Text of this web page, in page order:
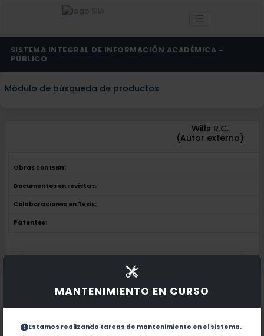
MANTENIMIENTO EN CURSO
Estamos realizando tareas de mantenimiento en el sistema.
SISTEMA INTEGRAL DE INFORMACIÓN ACADÉMICA -
PÚBLICO
Módulo de búsqueda de productos
Wills R.C.
(Autor externo)
Obras con ISBN:
Documentos en revistas:
Colaboraciones en Tesis:
Patentes: